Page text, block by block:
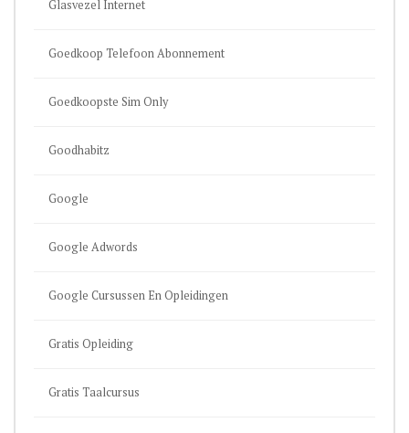
Glasvezel Internet
Goedkoop Telefoon Abonnement
Goedkoopste Sim Only
Goodhabitz
Google
Google Adwords
Google Cursussen En Opleidingen
Gratis Opleiding
Gratis Taalcursus